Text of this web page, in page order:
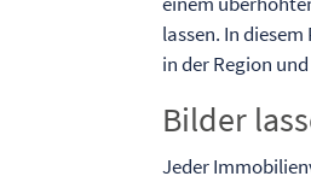
lassen. In
in der Region
Bilder
Jeder